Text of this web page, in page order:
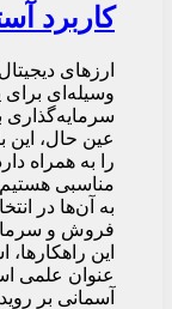
کاربرد
ارزهای
وسیله‌ای
سرمایه‌گذاری
عین حال، این
را به همراه
مناسبی
به آن‌ها در
فروش و
این
عنوان علمی
آسمانی بر